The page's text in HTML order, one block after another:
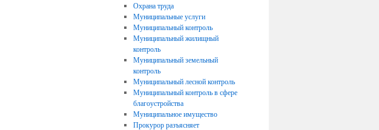
Охрана труда
Муниципальные услуги
Муниципальный контроль
Муниципальный жилищный
контроль
Муниципальный земельный
контроль
Муниципальный лесной контроль
Муниципальный контроль в сфере
благоустройства
Муниципальное имущество
Прокурор разъясняет